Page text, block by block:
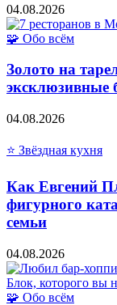
04.08.2026
🧩 Обо всём
Золото на
04.08.2026
⭐ Звёздная кухня
Как Евгений
фигурного
семьи
04.08.2026
🧩 Обо всём